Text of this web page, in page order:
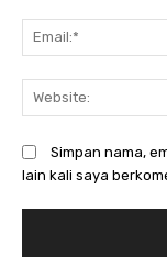
Simpan nama,
lain kali saya